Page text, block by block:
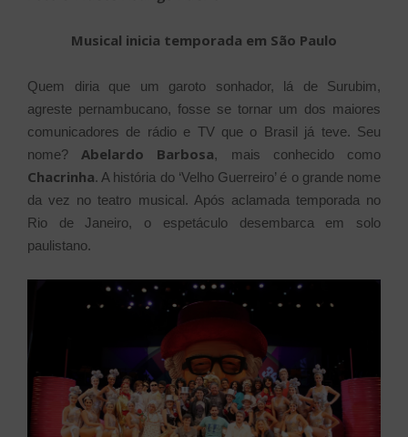
Musical inicia temporada em São Paulo
Quem diria que um garoto sonhador, lá de Surubim,
agreste pernambucano, fosse se tornar um dos maiores
comunicadores de rádio e TV que o Brasil já teve. Seu
nome? Abelardo Barbosa, mais conhecido como
Chacrinha. A história do ‘Velho Guerreiro’ é o grande nome
da vez no teatro musical. Após aclamada temporada no
Rio de Janeiro, o espetáculo desembarca em solo
paulistano.